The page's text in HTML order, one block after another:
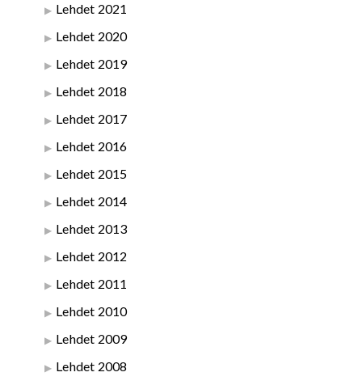
Lehdet 2021
Lehdet 2020
Lehdet 2019
Lehdet 2018
Lehdet 2017
Lehdet 2016
Lehdet 2015
Lehdet 2014
Lehdet 2013
Lehdet 2012
Lehdet 2011
Lehdet 2010
Lehdet 2009
Lehdet 2008